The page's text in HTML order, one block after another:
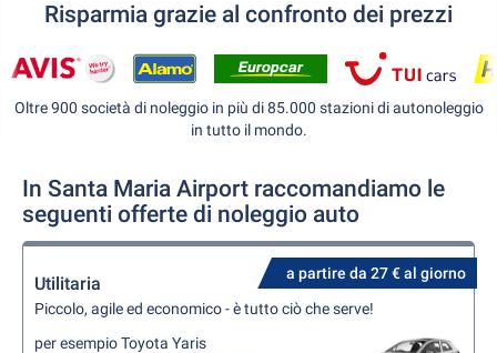
Risparmia grazie al confronto dei prezzi
Oltre 900 società di noleggio in più di 85.000 stazioni di autonoleggio
in tutto il mondo.
In Santa Maria Airport raccomandiamo le
seguenti offerte di noleggio auto
a partire da 27 € al giorno
Utilitaria
Piccolo, agile ed economico - è tutto ciò che serve!
per esempio Toyota Yaris